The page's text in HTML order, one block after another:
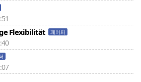
Flexibilität 페이퍼